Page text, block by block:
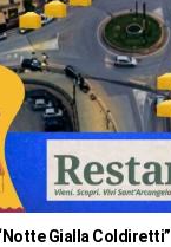
Gialla Coldiretti”